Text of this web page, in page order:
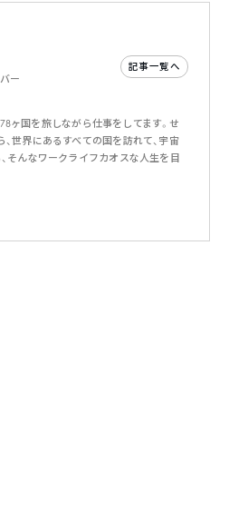
ー
記事一覧へ
ヶ国を旅しながら仕事をしてます。せ
世界にあるすべての国を訪れて、宇宙
そんなワークライフカオスな人生を目